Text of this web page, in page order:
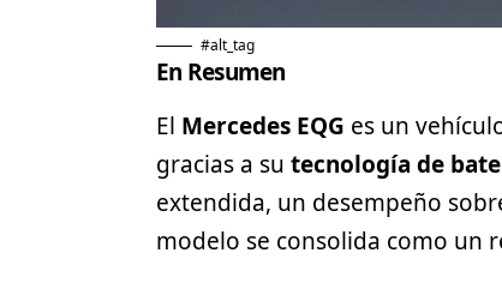
#alt_tag
En Resumen
El Mercedes EQG es un
gracias a su tecnología de
extendida, un desempeño
modelo se consolida como un